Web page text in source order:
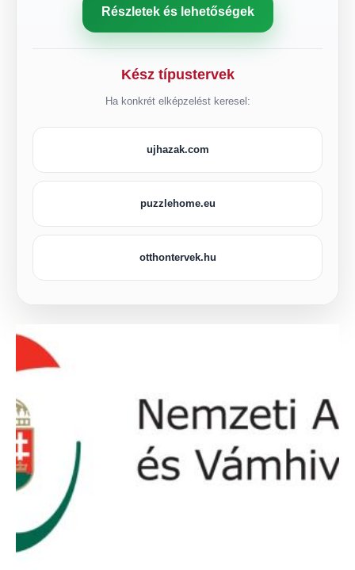
Részletek és lehetőségek
Kész típustervek
Ha konkrét elképzelést keresel:
ujhazak.com
puzzlehome.eu
otthontervek.hu